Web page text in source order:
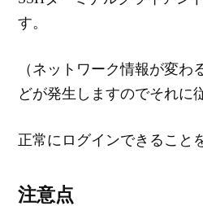
す。
（ネットワーク情報が変わ
どが発生しますのでそれに
正常にログインできること
注意点